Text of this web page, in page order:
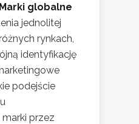
Marki globalne
jednolitej
rynkach,
identyfikację
podejście
przez